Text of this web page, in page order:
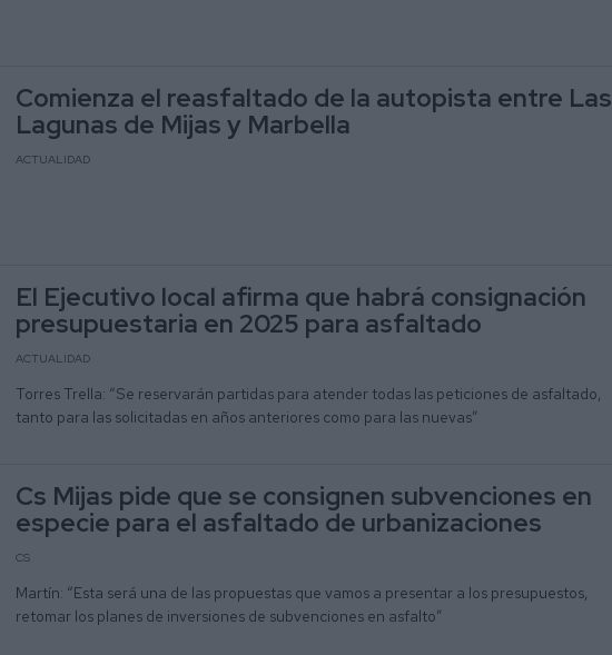
Comienza el reasfaltado de la autopista entre Las
Lagunas de Mijas y Marbella
ACTUALIDAD
El Ejecutivo local afirma que habrá consignación
presupuestaria en 2025 para asfaltado
ACTUALIDAD
Torres Trella: “Se reservarán partidas para atender todas las peticiones de asfaltado,
tanto para las solicitadas en años anteriores como para las nuevas”
Cs Mijas pide que se consignen subvenciones en
especie para el asfaltado de urbanizaciones
CS
Martín: “Esta será una de las propuestas que vamos a presentar a los presupuestos,
retomar los planes de inversiones de subvenciones en asfalto”